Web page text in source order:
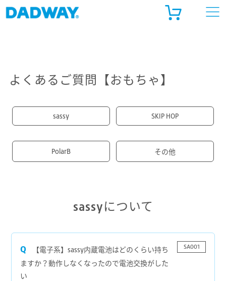
ゴベビー公式 オンラインストア
ショッピング
よくあるご質問【おもちゃ】
sassy SKIP HOP
PolarB その他
sassyについて
【電子系】sassy内蔵電池はどのくらい持ち
ますか？動作しなくなったので電池交換がした
い
SA001